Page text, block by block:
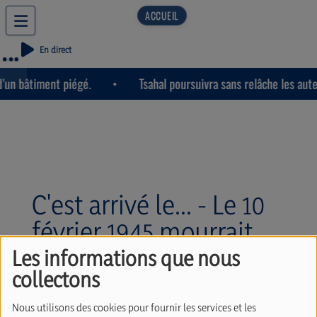
Les informations que nous
collectons
Nous utilisons des cookies pour fournir les services et les
En direct
bâtiment piégé. Tsahal poursuivra sans relâche les
C'est arrivé le... - Le 10
février 1945 mourrait
Anne Frank.
(10/02/2026)